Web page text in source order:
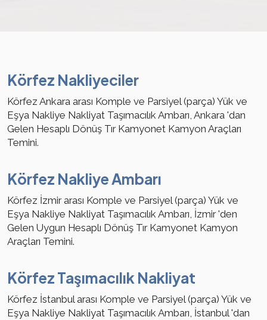
Körfez Nakliyeciler
Körfez Ankara arası Komple ve Parsiyel (parça) Yük ve
Eşya Nakliye Nakliyat Taşımacılık Ambarı, Ankara 'dan
Gelen Hesaplı Dönüş Tır Kamyonet Kamyon Araçları
Temini.
Körfez Nakliye Ambarı
Körfez İzmir arası Komple ve Parsiyel (parça) Yük ve
Eşya Nakliye Nakliyat Taşımacılık Ambarı, İzmir 'den
Gelen Uygun Hesaplı Dönüş Tır Kamyonet Kamyon
Araçları Temini.
Körfez Taşımacılık Nakliyat
Körfez İstanbul arası Komple ve Parsiyel (parça) Yük ve
Eşya Nakliye Nakliyat Taşımacılık Ambarı, İstanbul 'dan